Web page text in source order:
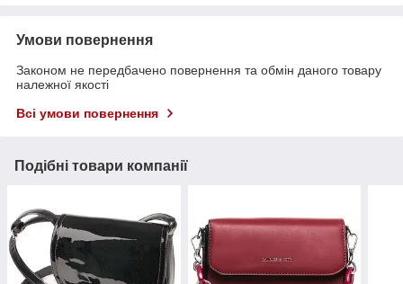
Умови повернення
Законом не передбачено повернення та обмін даного товару
належної якості
Всі умови повернення
Подібні товари компанії